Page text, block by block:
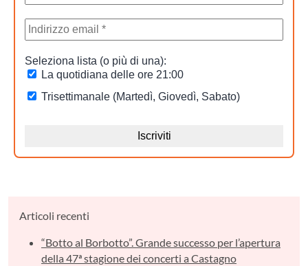
Articoli recenti
“Botto al Borbotto”. Grande successo per l’apertura
della 47ª stagione dei concerti a Castagno